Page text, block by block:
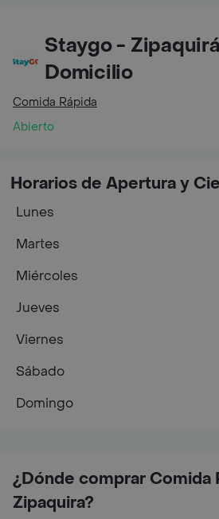
Staygo -
Domicilio
Comida Rápida
Abierto
¿Dónde comprar Comida
Zipaquira?
Horarios de Apertura y
Lunes
Martes
Miércoles
Jueves
Viernes
Sábado
Domingo